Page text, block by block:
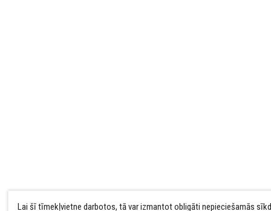
Lai šī tīmekļvietne darbotos, tā var izmantot obligāti nepieciešamās